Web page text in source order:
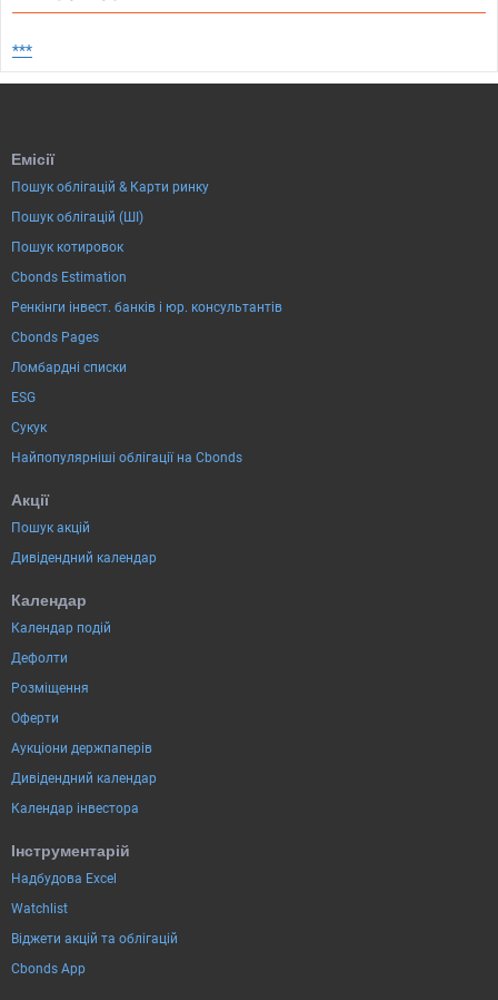
***
Емісії
Пошук облігацій & Карти ринку
Пошук облігацій (ШІ)
Пошук котировок
Cbonds Estimation
Ренкінги інвест. банків і юр. консультантів
Cbonds Pages
Ломбардні списки
ESG
Сукук
Найпопулярніші облігації на Cbonds
Акції
Пошук акцій
Дивідендний календар
Календар
Календар подій
Дефолти
Розміщення
Оферти
Аукціони держпаперів
Дивідендний календар
Календар інвестора
Інструментарій
Надбудова Excel
Watchlist
Віджети акцій та облігацій
Cbonds App